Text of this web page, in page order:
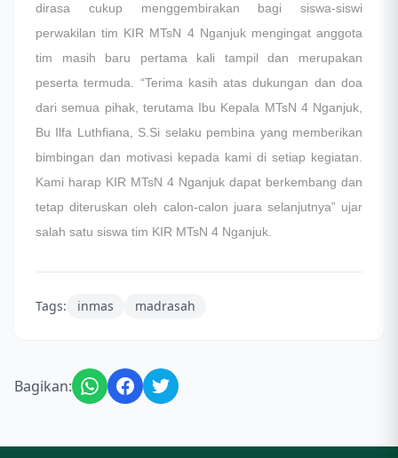
dirasa cukup menggembirakan bagi siswa-siswi
perwakilan tim KIR MTsN 4 Nganjuk mengingat anggota
tim masih baru pertama kali tampil dan merupakan
peserta termuda. “Terima kasih atas dukungan dan doa
dari semua pihak, terutama Ibu Kepala MTsN 4 Nganjuk,
Bu Ilfa Luthfiana, S.Si selaku pembina yang memberikan
bimbingan dan motivasi kepada kami di setiap kegiatan.
Kami harap KIR MTsN 4 Nganjuk dapat berkembang dan
tetap diteruskan oleh calon-calon juara selanjutnya” ujar
salah satu siswa tim KIR MTsN 4 Nganjuk.
Tags: inmas madrasah
Bagikan: